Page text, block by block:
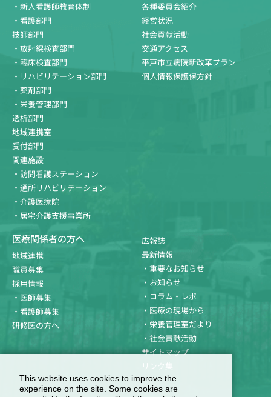
・新人看護師教育体制
・看護部門
技師部門
・放射線検査部門
・臨床検査部門
・リハビリテーション部門
・薬剤部門
・栄養管理部門
透析部門
地域連携室
受付部門
関連施設
・訪問看護ステーション
・通所リハビリテーション
・介護医療院
・居宅介護支援事業所
各種委員会紹介
経営状況
社会貢献活動
交通アクセス
平戸市立病院新改革プラン
個人情報保護保方針
医療関係者の方へ
地域連携
職員募集
採用情報
・医師募集
・看護師募集
研修医の方へ
広報誌
最新情報
・重要なお知らせ
・お知らせ
・コラム・レポ
・医療の現場から
・栄養管理室だより
・社会貢献活動
サイトマップ
リンク集
This website uses cookies to improve the
experience on the site. Some cookies are